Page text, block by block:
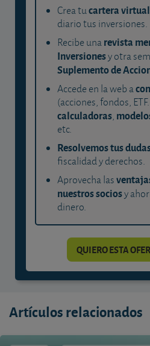
Crea tucartera
diario tus inversiones.
Recibe unarevista
Inversionesy otra
Suplemento de
Accede en la web a
(acciones, fondos,
calculadoras,
etc.
Resolvemos tus
fiscalidad y derechos.
Aprovecha las
nuestros sociosy
dinero.
QUIERO ESTA
Artículos relacionados